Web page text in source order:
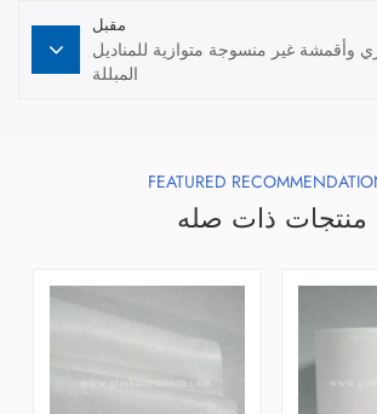
مقبل
غير منسوجة متوازية للمناديل
المبللة
FEATURED
منتجات ذات صله